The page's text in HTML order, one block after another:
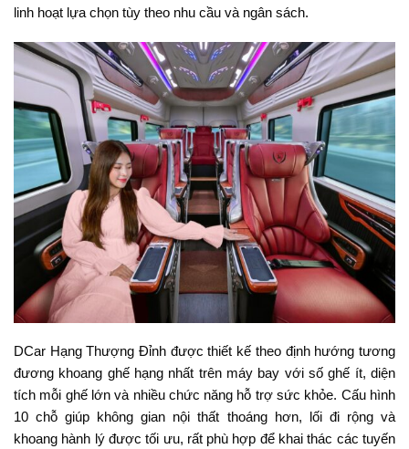
linh hoạt lựa chọn tùy theo nhu cầu và ngân sách.
DCar Hạng Thượng Đỉnh được thiết kế theo định hướng tương
đương khoang ghế hạng nhất trên máy bay với số ghế ít, diện
tích mỗi ghế lớn và nhiều chức năng hỗ trợ sức khỏe. Cấu hình
10 chỗ giúp không gian nội thất thoáng hơn, lối đi rộng và
khoang hành lý được tối ưu, rất phù hợp để khai thác các tuyến